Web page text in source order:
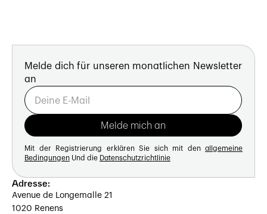
Melde dich für unseren monatlichen Newsletter
an
Mit der Registrierung erklären Sie sich mit den allgemeine
Bedingungen Und die Datenschutzrichtlinie
Adresse:
Avenue de Longemalle 21
1020 Renens